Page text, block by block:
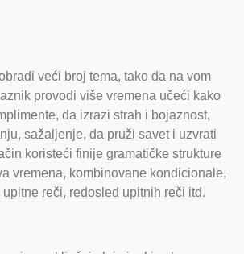
veći broj tema, tako da na vom
provodi više vremena učeći kako
da izrazi strah i bojaznost,
sažaljenje, da pruži savet i uzvrati
koristeći finije gramatičke strukture
vremena, kombinovane kondicionale,
reči, redosled upitnih reči itd.